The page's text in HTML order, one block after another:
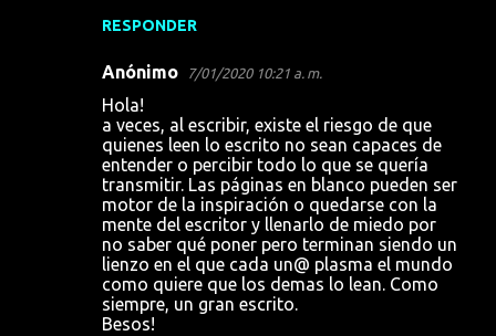
RESPONDER
Anónimo 7/01/2020 10:21 a. m.
Hola!
a veces, al escribir, existe el riesgo de que
quienes leen lo escrito no sean capaces de
entender o percibir todo lo que se quería
transmitir. Las páginas en blanco pueden ser
motor de la inspiración o quedarse con la
mente del escritor y llenarlo de miedo por
no saber qué poner pero terminan siendo un
lienzo en el que cada un@ plasma el mundo
como quiere que los demas lo lean. Como
siempre, un gran escrito.
Besos!